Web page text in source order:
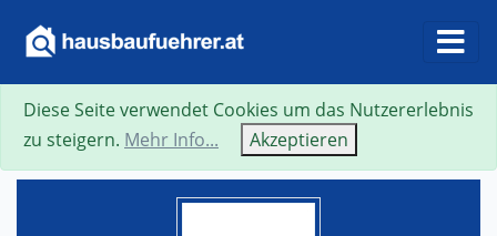
Suche Neue Suche Zurück
Diese Seite verwendet Cookies um das Nutzererlebnis
zu steigern. Mehr Info... Akzeptieren